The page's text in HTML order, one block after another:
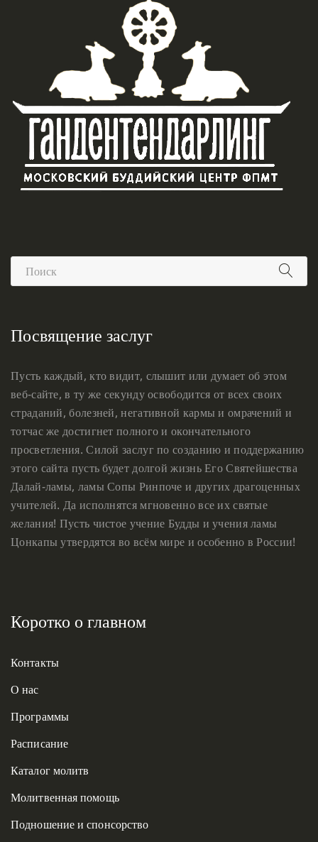
Посвящение заслуг
Пусть каждый, кто видит, слышит или думает об этом
веб-сайте, в ту же секунду освободится от всех своих
страданий, болезней, негативной кармы и омрачений и
тотчас же достигнет полного и окончательного
просветления. Силой заслуг по созданию и поддержанию
этого сайта пусть будет долгой жизнь Его Святейшества
Далай-ламы, ламы Сопы Ринпоче и других драгоценных
учителей. Да исполнятся мгновенно все их святые
желания! Пусть чистое учение Будды и учения ламы
Цонкапы утвердятся во всём мире и особенно в России!
Коротко о главном
Контакты
О нас
Программы
Расписание
Каталог молитв
Молитвенная помощь
Подношение и спонсорство